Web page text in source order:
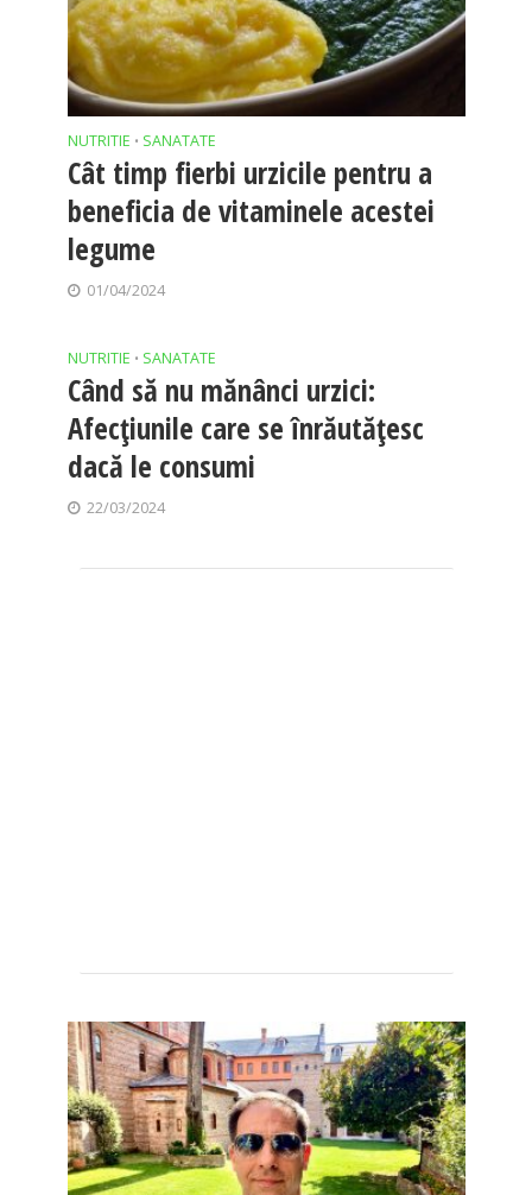
NUTRITIE • SANATATE
Cât timp fierbi urzicile pentru a
beneficia de vitaminele acestei
legume
01/04/2024
NUTRITIE • SANATATE
Când să nu mănânci urzici:
Afecțiunile care se înrăutățesc
dacă le consumi
22/03/2024